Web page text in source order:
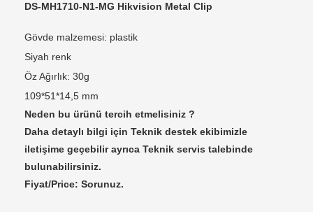
DS-MH1710-N1-MG Hikvision Metal Clip
Gövde malzemesi: plastik
Siyah renk
Öz Ağırlık: 30g
109*51*14,5 mm
Neden bu ürünü tercih etmelisiniz ?
Daha detaylı bilgi için Teknik destek ekibimizle
iletişime geçebilir ayrıca Teknik servis talebinde
bulunabilirsiniz.
Fiyat/Price: Sorunuz.